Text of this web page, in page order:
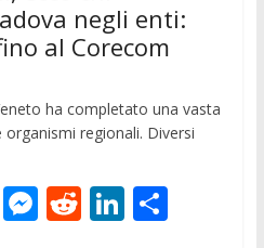
negli enti:
al Corecom
ha completato una vasta
regionali. Diversi
M R Li C